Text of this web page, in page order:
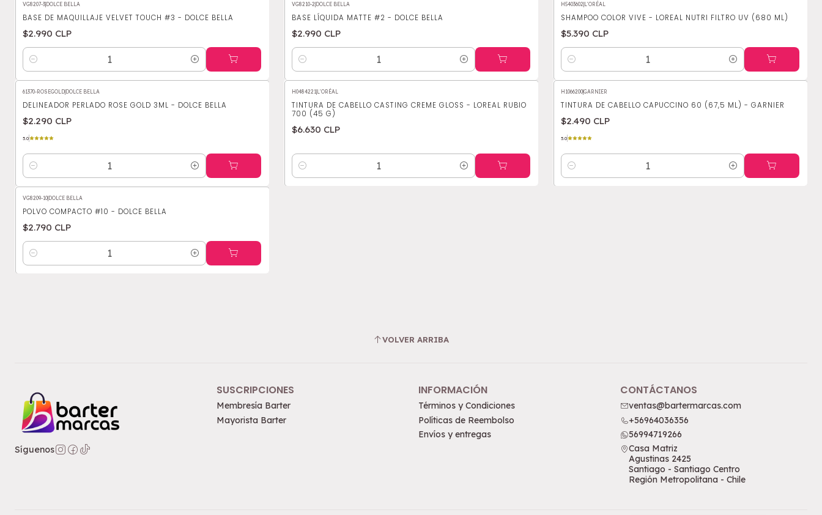
VG8207-3 DOLCE BELLA
BASE DE MAQUILLAJE VELVET TOUCH #3 - DOLCE BELLA
$2.990 CLP
Cantidad
VG8210-2 DOLCE BELLA
BASE LÍQUIDA MATTE #2 - DOLCE BELLA
$2.990 CLP
Cantidad
H5403602 L'ORÉAL
SHAMPOO COLOR VIVE - LOREAL NUTRI FILTRO UV (680 ML)
$5.390 CLP
Cantidad
61370-ROSEGOLD DOLCE BELLA
DELINEADOR PERLADO ROSE GOLD 3ML - DOLCE BELLA
$2.290 CLP
5.0
Cantidad
H0484221 L'ORÉAL
TINTURA DE CABELLO CASTING CREME GLOSS - LOREAL RUBIO
700 (45 G)
$6.630 CLP
Cantidad
H1066200|GARNIER
TINTURA DE CABELLO CAPUCCINO 60 (67,5 ML) - GARNIER
$2.490 CLP
5.0
Cantidad
VG8209-10 DOLCE BELLA
POLVO COMPACTO #10 - DOLCE BELLA
$2.790 CLP
Cantidad
VOLVER ARRIBA
Síguenos
SUSCRIPCIONES
Membresía Barter
Mayorista Barter
INFORMACIÓN
Términos y Condiciones
Políticas de Reembolso
Envíos y entregas
CONTÁCTANOS
ventas@bartermarcas.com
+56964036356
56994719266
Casa Matriz
Agustinas 2425
Santiago - Santiago Centro
Región Metropolitana - Chile